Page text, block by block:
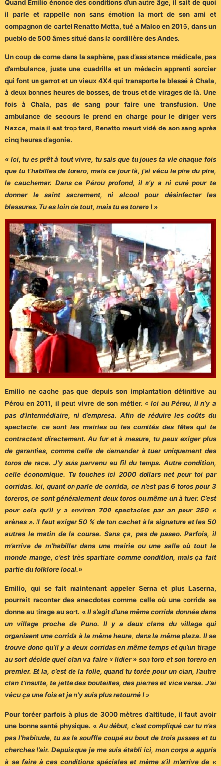
Quand Emilio énonce des conditions d’un autre âge, il sait de quoi
il parle et rappelle non sans émotion la mort de son ami et
compagnon de cartel Renatto Motta, tué a Malco en 2016, dans un
pueblo de 500 âmes situé dans la cordillère des Andes.
Un coup de corne dans la saphène, pas d’assistance médicale, pas
d’ambulance, juste une cuadrilla et un médecin apprenti sorcier
qui font un garrot et un vieux 4X4 qui transporte le blessé à Chala,
à deux bonnes heures de bosses, de trous et de virages de là. Une
fois à Chala, pas de sang pour faire une transfusion. Une
ambulance de secours le prend en charge pour le diriger vers
Nazca, mais il est trop tard, Renatto meurt vidé de son sang après
cinq heures d’agonie.
« Ici, tu es prêt à tout vivre, tu sais que tu joues ta vie chaque fois
que tu t’habilles de torero, mais ce jour là, j’ai vécu le pire du pire,
le cauchemar. Dans ce Pérou profond, il n’y a ni curé pour te
donner le saint sacrement, ni alcool pour désinfecter les
blessures. Tu es loin de tout, mais tu es torero ! »
Emilio ne cache pas que depuis son implantation définitive au
Pérou en 2011, il peut vivre de son métier. « Ici au Pérou, il n’y a
pas d’intermédiaire, ni d’empresa. Afin de réduire les coûts du
spectacle, ce sont les mairies ou les comités des fêtes qui te
contractent directement. Au fur et à mesure, tu peux exiger plus
de garanties, comme celle de demander à tuer uniquement des
toros de race. J’y suis parvenu au fil du temps. Autre condition,
celle économique. Tu touches ici 2000 dollars net pour toi par
corridas. Ici, quant on parle de corrida, ce n’est pas 6 toros pour 3
toreros, ce sont généralement deux toros ou même un à tuer. C’est
pour cela qu’il y a environ 700 spectacles par an pour 250 «
arènes ». Il faut exiger 50 % de ton cachet à la signature et les 50
autres le matin de la course. Sans ça, pas de paseo. Parfois, il
m’arrive de m’habiller dans une mairie ou une salle où tout le
monde mange, c’est très spartiate comme condition, mais ça fait
partie du folklore local.»
Emilio, qui se fait maintenant appeler Serna et plus Laserna,
pourrait raconter des anecdotes comme celle où une corrida se
donne au tirage au sort. «Il s’agit d’une même corrida donnée dans
un village proche de Puno. Il y a deux clans du village qui
organisent une corrida à la même heure, dans la même plaza. Il se
trouve donc qu’il y a deux corridas en même temps et qu’un tirage
au sort décide quel clan va faire « lidier » son toro et son torero en
premier. Et la, c’est de la folie, quand tu torée pour un clan, l’autre
clan t’insulte, te jette des bouteilles, des pierres et vice versa. J’ai
vécu ça une fois et je n’y suis plus retourné ! »
Pour toréer parfois à plus de 3000 mètres d’altitude, il faut avoir
une bonne santé physique. «Au début, c’est compliqué car tu n’as
pas l’habitude, tu as le souffle coupé au bout de trois passes et tu
cherches l’air. Depuis que je me suis établi ici, mon corps a appris
à se faire à ces conditions spéciales et même s’il m’arrive de «